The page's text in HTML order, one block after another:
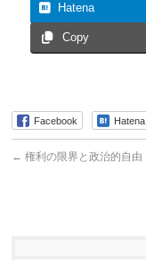
Hatena
Copy
Facebook Hatena
← 権利の限界と政治的自由